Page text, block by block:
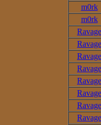
m0rk
m0rk
Ravage
Ravage
Ravage
Ravage
Ravage
Ravage
Ravage
Ravage